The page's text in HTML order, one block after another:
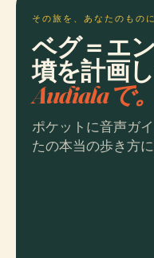
その旅を、あなたのものに
ベグ＝エ
墳を計画
Audialaで。
ポケットに音声ガ
たの本当の歩き方